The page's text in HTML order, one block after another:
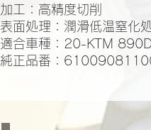
​加工：高精度切削
表面処理：潤滑低温窒化
適合車種：20-KTM
純正品番：